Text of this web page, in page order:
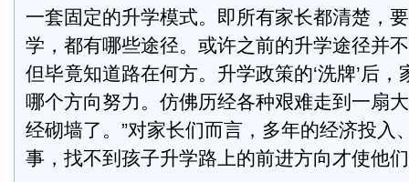
一套固定的升学模式。即所有家长都清楚，
学，都有哪些途径。或许之前的升学途径并
但毕竟知道路在何方。升学政策的‘洗牌’后
哪个方向努力。仿佛历经各种艰难走到一扇
经砌墙了。”对家长们而言，多年的经济投入
事，找不到孩子升学路上的前进方向才使他